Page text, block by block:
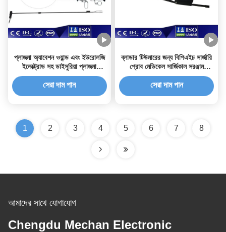
প্লাজমা অ্যাবেশন ওয়ান্ড এবং ইউরোলজি
ইলেক্ট্রোড সহ ডাইসুরিয়া প্লাজমা
সার্জিকাল ডিভাইস
সেরা দাম পান
ব্লাডার টিউমারের জন্য বিপিএইচ সার্জারি
প্রোব মেডিকেল সার্জিকাল সরঞ্জাম
ইউরোলজি ইলেক্ট্রোড
সেরা দাম পান
1 2 3 4 5 6 7 8
আমাদের সাথে যোগাযোগ
Chengdu Mechan Electronic